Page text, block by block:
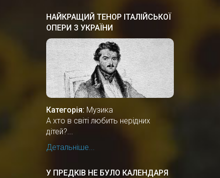
НАЙКРАЩИЙ ТЕНОР ІТАЛІЙСЬКОЇ
ОПЕРИ З УКРАЇНИ
Категорія: Музика
А хто в світі любить нерідних
дітей?...
Детальніше...
У ПРЕДКІВ НЕ БУЛО КАЛЕНДАРЯ